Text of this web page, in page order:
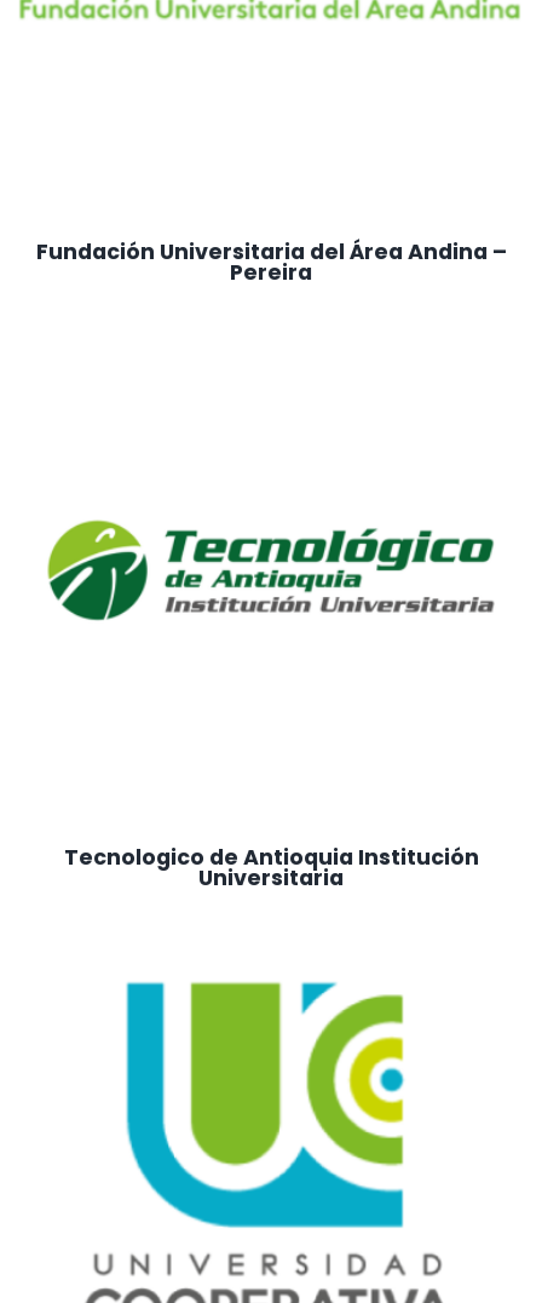
Fundación Universitaria del Área Andina –
Pereira
Tecnologico de Antioquia Institución
Universitaria